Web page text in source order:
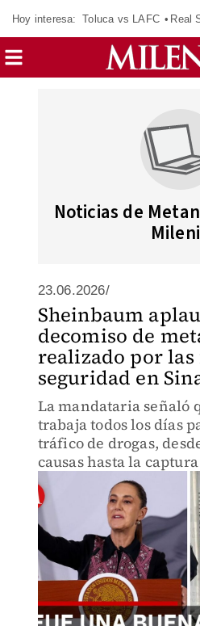
Hoy interesa: Toluca vs LAFC Real
Noticias de
23.06.2026/
Sheinbaum
decomiso de
realizado por las
seguridad en
La mandataria señaló
trabaja todos los días
tráfico de drogas,
causas hasta la
de violencia.